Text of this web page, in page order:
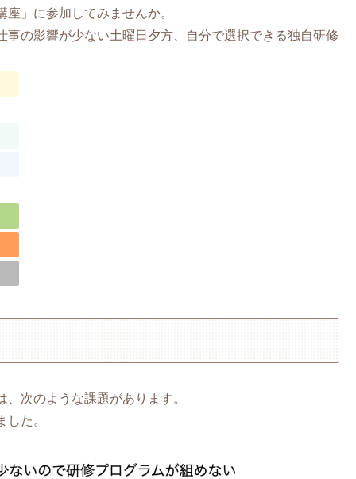
」に参加してみませんか。
の影響が少ない土曜日夕方、自分で選択できる独自研修
次のような課題があります。
た。